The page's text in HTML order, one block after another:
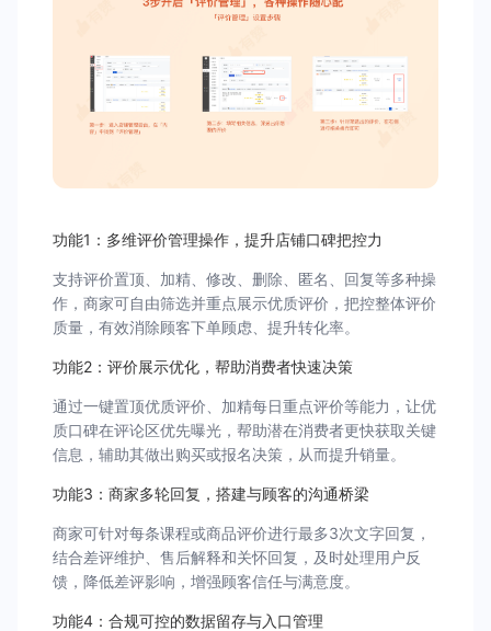
功能1：多维评价管理操作，提升店铺口碑把控力
支持评价置顶、加精、修改、删除、匿名、回复等多种操
作，商家可自由筛选并重点展示优质评价，把控整体评价
质量，有效消除顾客下单顾虑、提升转化率。
功能2：评价展示优化，帮助消费者快速决策
通过一键置顶优质评价、加精每日重点评价等能力，让优
质口碑在评论区优先曝光，帮助潜在消费者更快获取关键
信息，辅助其做出购买或报名决策，从而提升销量。
功能3：商家多轮回复，搭建与顾客的沟通桥梁
商家可针对每条课程或商品评价进行最多3次文字回复，
结合差评维护、售后解释和关怀回复，及时处理用户反
馈，降低差评影响，增强顾客信任与满意度。
功能4：合规可控的数据留存与入口管理